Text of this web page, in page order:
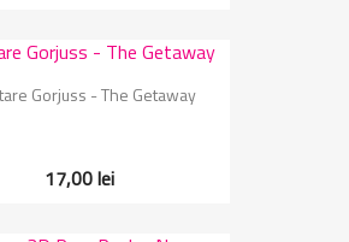
Gorjuss - The Getaway
17,00 lei